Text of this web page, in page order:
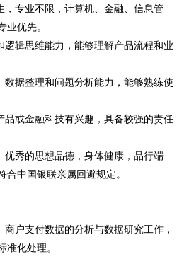
专业不限，计算机、金融、信息管
业优先。
辑思维能力，能够理解产品流程和业
据整理和问题分析能力，能够熟练使
或金融科技有兴趣，具备较强的责任
秀的思想品德，身体健康，品行端
中国银联亲属回避规定。
户支付数据的分析与数据研究工作，
准化处理。